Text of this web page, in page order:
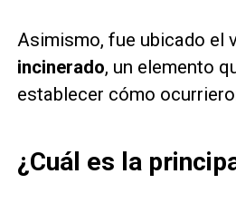
Asimismo, fue ubicado el
incinerado, un elemento
establecer cómo
¿Cuál es la